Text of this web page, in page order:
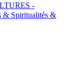
-
& Spiritualités &